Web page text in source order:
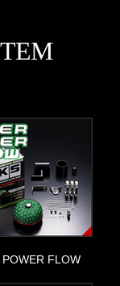
POWER FLOW